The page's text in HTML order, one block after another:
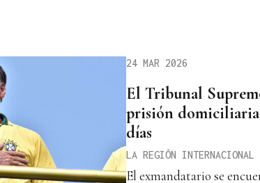
24 MAR 2026
El Tribunal
prisión domiciliaria
días
LA REGIÓN INTERNACIONAL
El exmandatario se